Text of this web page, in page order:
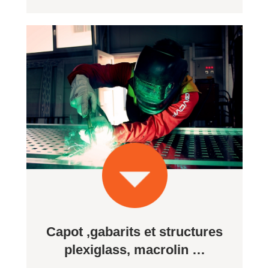
Capot ,gabarits et structures
plexiglass, macrolin …